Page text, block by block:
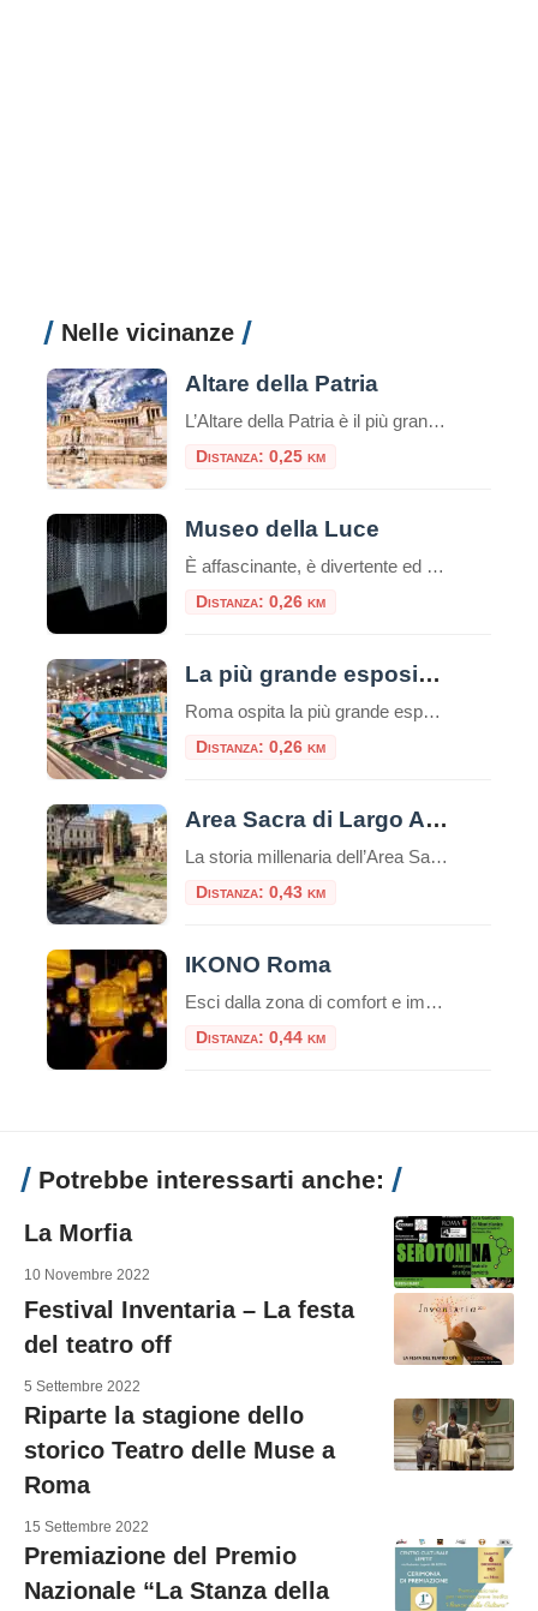
Nelle vicinanze
Altare della Patria
L’Altare della Patria è il più grande monumento nazionale d’Italia ed è stato inaugurato dal re Vittorio Emanuele III durante il 50° anniversario dell’Unità d’Italia all’Esposizione Universale del 4 giugno 1911. Il monumento era originariamente progettato per commemorare il re Vittorio Emanuele II di Savoia. Fu il primo re d’Italia ed era conosciuto come il ‘Re […]
Distanza: 0,25 km
Museo della Luce
È affascinante, è divertente ed è sicuramente sorprendente. Benvenuti nel palazzo storico ricco di affascinanti installazioni luminose, illusioni avvincenti e un’atmosfera meravigliosa! L’esposizione del museo si sviluppa in uno spazio di 1000 m2 dove le installazioni luminose incontrano le invenzioni scientifiche e artistiche: l’arte della luce e l’ottica vengono esposte insieme a scoperte che hanno […]
Distanza: 0,26 km
La più grande esposizione europea di mattoncini LEGO®
Roma ospita la più grande esposizione europea di modelli realizzati con i celebri mattoncini LEGO®, un evento unico e spettacolare nel cuore del centro storico, a due passi da Piazza Venezia. Un’esposizione inedita Tutti i modelli in mostra sono inediti e mai presentati prima. Oltre 100 diorami e migliaia di costruzioni, per un totale di […]
Distanza: 0,26 km
Area Sacra di Largo Argentina
La storia millenaria dell’Area Sacra di Largo Argentina, dal 20 giugno, si offre al pubblico con un nuovo percorso che per la prima volta consente di accedere al sito e visitarlo in modo sistematico, leggendone le fasi di vita dall’età repubblicana attraverso l’epoca imperiale e medievale, fino alla riscoperta avvenuta nel secolo scorso con le demolizioni […]
Distanza: 0,43 km
IKONO Roma
Esci dalla zona di comfort e immergiti in un’esperienza unica che non dimenticherai mai! IKONO è la nuova esperienza immersiva a pochi passi dal Pantheon. Un emozionante e indimenticabile percorso di circa un’ora attraverso una serie di atmosfere coinvolgenti che scateneranno la vostra creatività interiore per creare ricordi unici.Durante la visita, interagirai con più di […]
Distanza: 0,44 km
Potrebbe interessarti anche:
La Morfia
10 Novembre 2022
Festival Inventaria – La festa
del teatro off
5 Settembre 2022
Riparte la stagione dello
storico Teatro delle Muse a
Roma
15 Settembre 2022
Premiazione del Premio
Nazionale “La Stanza della